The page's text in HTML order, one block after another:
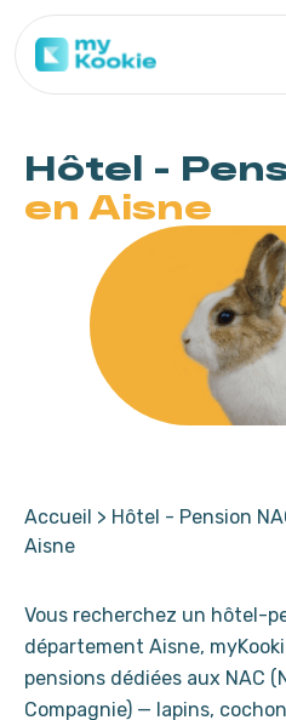
Hôtel -
en Aisne
Accueil > Hôtel - Pension
Aisne
Vous recherchez un hôtel-
département Aisne,
pensions dédiées aux NAC
Compagnie) — lapins,